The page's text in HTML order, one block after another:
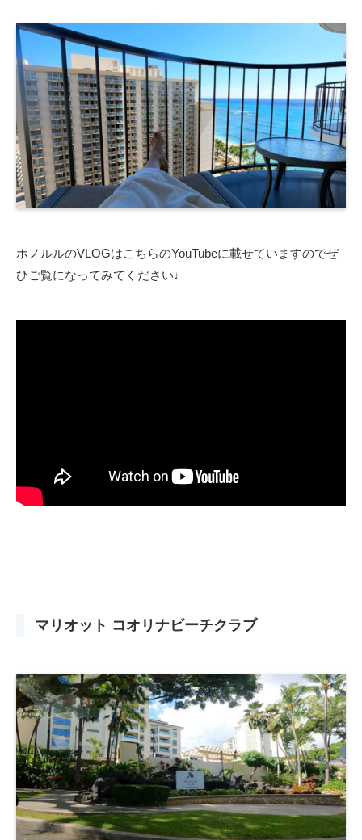
ホノルルのVLOGはこちらのYouTubeに載せていますのでぜ
ひご覧になってみてください♩
マリオット コオリナビーチクラブ